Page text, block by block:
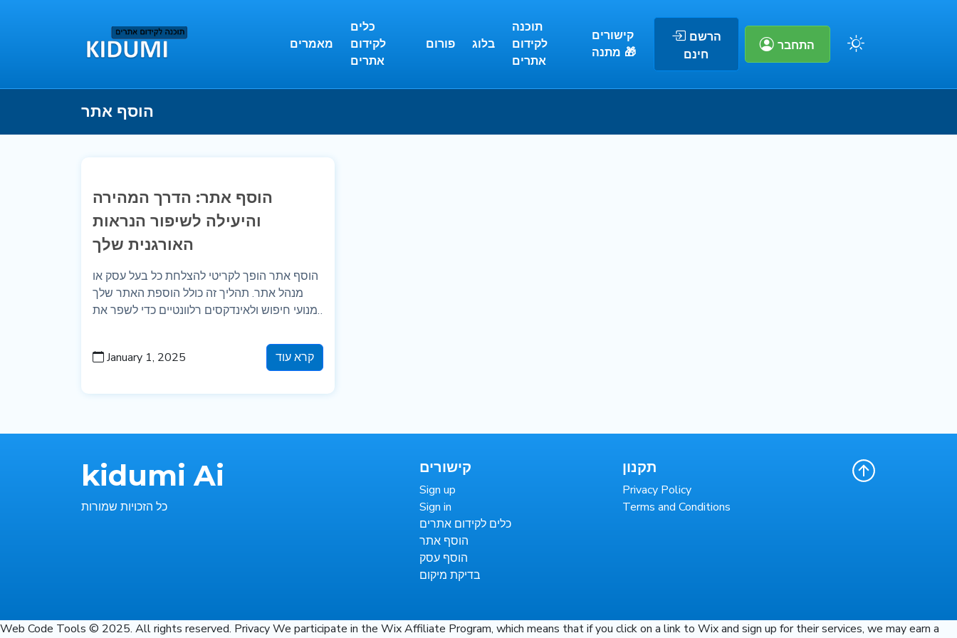
מאמרים
כלים
לקידום
אתרים
פורום בלוג
תוכנה
לקידום
אתרים
קישורים
מתנה 🎁
הרשם
חינם
התחבר
הוסף אתר
הוסף אתר: הדרך המהירה
והיעילה לשיפור הנראות
האורגנית שלך
הוסף אתר הופך לקריטי להצלחת כל בעל עסק או
מנהל אתר. תהליך זה כולל הוספת האתר שלך
למנועי חיפוש ולאינדקסים רלוונטיים כדי לשפר את
January 1, 2025
קרא עוד
kidumi Ai
כל הזכויות שמורות
קישורים
Sign up
Sign in
כלים לקידום אתרים
הוסף אתר
הוסף עסק
בדיקת מיקום
תקנון
Privacy Policy
Terms and Conditions
Web Code Tools © 2025. All rights reserved. Privacy We participate in the Wix Affiliate Program, which means that if you click on a link to Wix and sign up for their services, we may earn a